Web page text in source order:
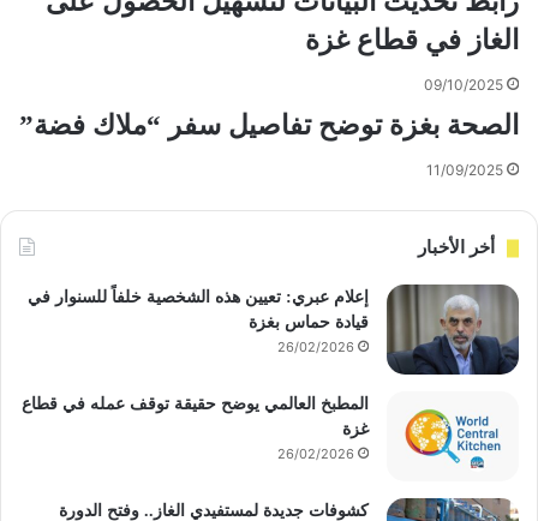
الغاز في قطاع غزة
09/10/2025
الصحة بغزة توضح تفاصيل سفر “ملاك فضة”
11/09/2025
أخر الأخبار
إعلام عبري: تعيين هذه الشخصية خلفاً للسنوار في
قيادة حماس بغزة
26/02/2026
المطبخ العالمي يوضح حقيقة توقف عمله في قطاع
غزة
26/02/2026
كشوفات جديدة لمستفيدي الغاز.. وفتح الدورة